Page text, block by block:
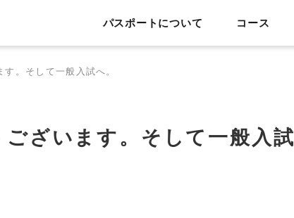
パスポートについて コース
。そして一般入試へ。
ざいます。そして一般入試